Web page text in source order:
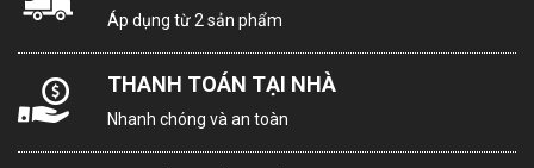
dụng của bạn để tiết kiệm điện.
Áp dụng từ 2 sản phẩm
THANH TOÁN TẠI NHÀ
Nhanh chóng và an toàn